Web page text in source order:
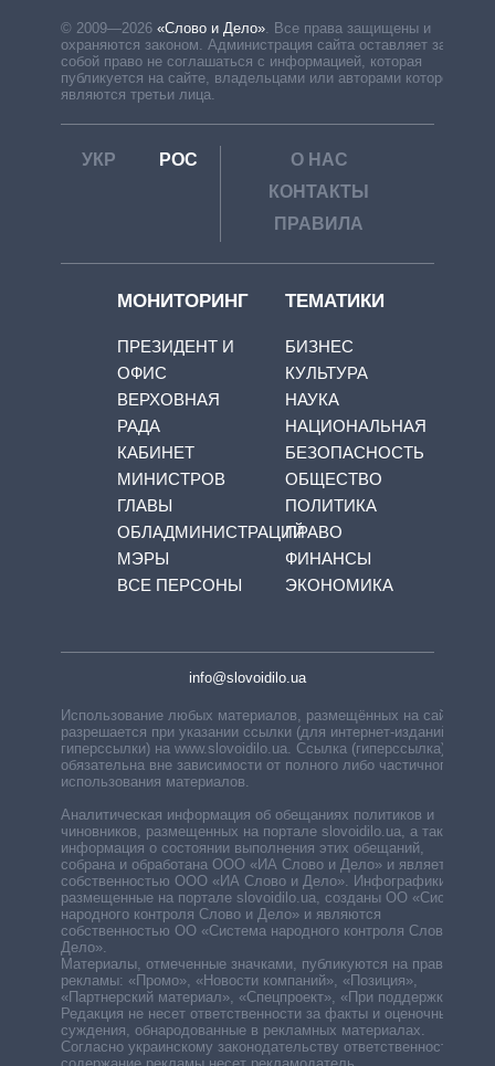
© 2009—2026 «Слово и Дело»
Все права защищены и
охраняются законом. Администрация сайта оставляет за
собой право не соглашаться с информацией, которая
публикуется на сайте, владельцами или авторами которой
являются третьи лица.
УКР РОС
О НАС
КОНТАКТЫ
ПРАВИЛА
МОНИТОРИНГ
ПРЕЗИДЕНТ И
ОФИС
ВЕРХОВНАЯ
РАДА
КАБИНЕТ
МИНИСТРОВ
ГЛАВЫ
ОБЛАДМИНИСТРАЦИЙ
МЭРЫ
ВСЕ ПЕРСОНЫ
ТЕМАТИКИ
БИЗНЕС
КУЛЬТУРА
НАУКА
НАЦИОНАЛЬНАЯ
БЕЗОПАСНОСТЬ
ОБЩЕСТВО
ПОЛИТИКА
ПРАВО
ФИНАНСЫ
ЭКОНОМИКА
info@slovoidilo.ua
Использование любых материалов, размещённых на сайте,
разрешается при указании ссылки (для интернет-изданий —
гиперссылки) на www.slovoidilo.ua. Ссылка (гиперссылка)
обязательна вне зависимости от полного либо частичного
использования материалов.
Аналитическая информация об обещаниях политиков и
чиновников, размещенных на портале slovoidilo.ua, а также
информация о состоянии выполнения этих обещаний,
собрана и обработана ООО «ИА Слово и Дело» и является
собственностью ООО «ИА Слово и Дело». Инфографики,
размещенные на портале slovoidilo.ua, созданы ОО «Система
народного контроля Слово и Дело» и являются
собственностью ОО «Система народного контроля Слово и
Дело».
Материалы, отмеченные значками, публикуются на правах
рекламы: «Промо», «Новости компаний», «Позиция»,
«Партнерский материал», «Спецпроект», «При поддержке».
Редакция не несет ответственности за факты и оценочные
суждения, обнародованные в рекламных материалах.
Согласно украинскому законодательству ответственность за